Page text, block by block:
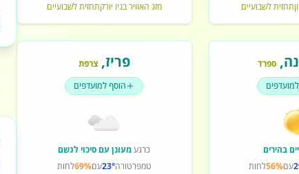
תחזית לשבועיים מזג האוויר בניו יורקתחזית לשבועיים
,ספרד
בהירים
עם56%לחות
פריז,צרפת
הוסף למועדפים
כרגעמעונן עם סיכוי לגשם
טמפרטורה23°עם69%לחות